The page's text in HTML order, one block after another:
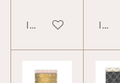
In winkelwagenIn